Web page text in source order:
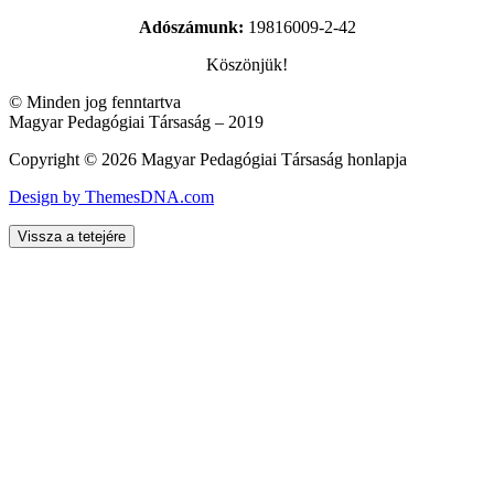
Adószámunk: 19816009-2-42
Köszönjük!
© Minden jog fenntartva
Magyar Pedagógiai Társaság – 2019
Copyright © 2026 Magyar Pedagógiai Társaság honlapja
Design by ThemesDNA.com
Vissza a tetejére